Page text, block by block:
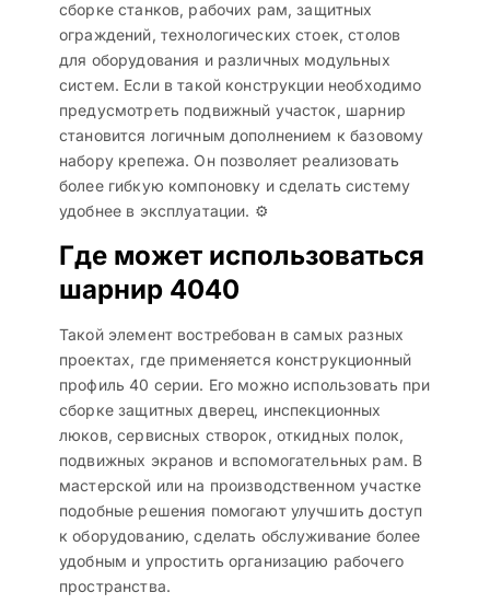
сборке станков, рабочих рам, защитных
ограждений, технологических стоек, столов
для оборудования и различных модульных
систем. Если в такой конструкции необходимо
предусмотреть подвижный участок, шарнир
становится логичным дополнением к базовому
набору крепежа. Он позволяет реализовать
более гибкую компоновку и сделать систему
удобнее в эксплуатации. ⚙️
Где может использоваться
шарнир 4040
Такой элемент востребован в самых разных
проектах, где применяется конструкционный
профиль 40 серии. Его можно использовать при
сборке защитных дверец, инспекционных
люков, сервисных створок, откидных полок,
подвижных экранов и вспомогательных рам. В
мастерской или на производственном участке
подобные решения помогают улучшить доступ
к оборудованию, сделать обслуживание более
удобным и упростить организацию рабочего
пространства.